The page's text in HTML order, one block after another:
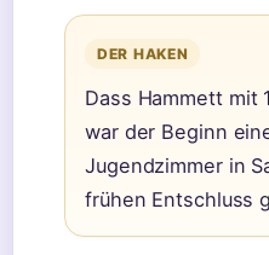
DER HAKEN
Dass Hammett mit
war der Beginn
Jugendzimmer in
frühen Entschluss